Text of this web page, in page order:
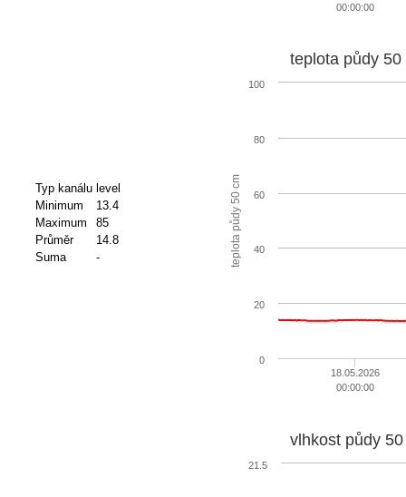
00:00:00
Typ kanálu level
Minimum
13.4
Maximum
85
Průměr
14.8
Suma
- teplota půdy 50 cm
teplota půdy 50
18.05.2026
00:00:00
0
20
40
60
80
100
vlhkost půdy
21.5